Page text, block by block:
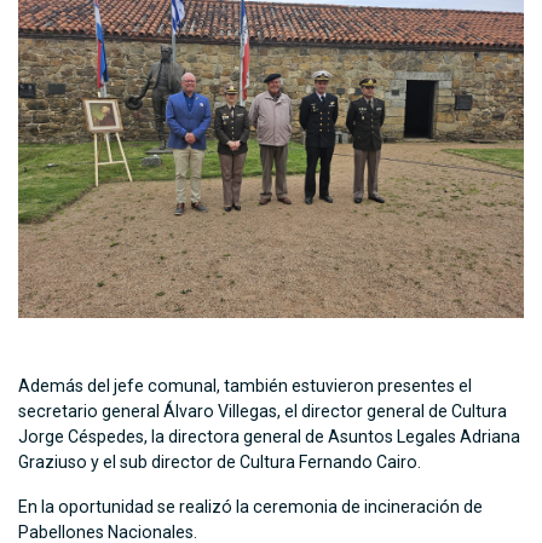
Además del jefe comunal, también estuvieron presentes el
secretario general Álvaro Villegas, el director general de Cultura
Jorge Céspedes, la directora general de Asuntos Legales Adriana
Graziuso y el sub director de Cultura Fernando Cairo.
En la oportunidad se realizó la ceremonia de incineración de
Pabellones Nacionales.